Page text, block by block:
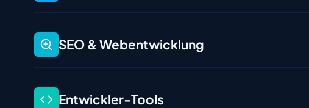
SEO & Webentwicklung
Entwickler-Tools